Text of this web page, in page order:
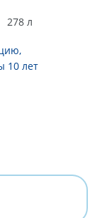
278 л
10 лет